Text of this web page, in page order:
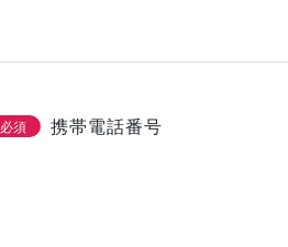
必須 携帯電話番号